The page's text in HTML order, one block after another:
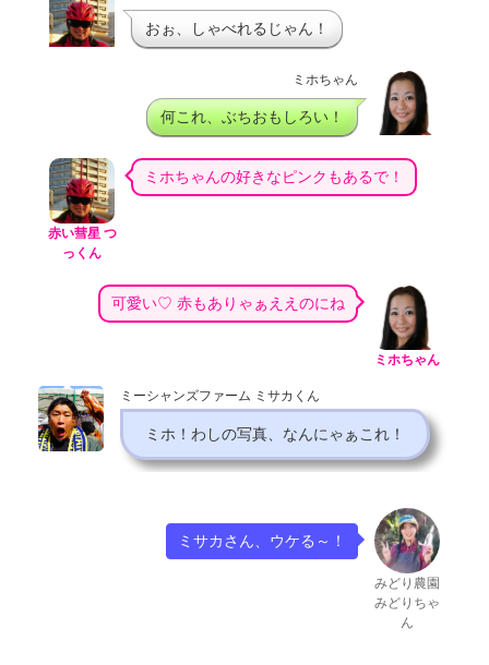
おぉ、しゃべれるじゃん！
ミホちゃん
何これ、ぶちおもしろい！
赤い彗星 つ
っくん
ミホちゃんの好きなピンクもあるで！
ミホちゃん
可愛い♡ 赤もありゃぁええのにね
ミーシャンズファーム ミサカくん
ミホ！わしの写真、なんにゃぁこれ！
みどり農園
みどりちゃ
ん
ミサカさん、ウケる～！